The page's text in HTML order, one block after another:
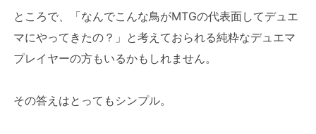
ところで、「なんでこんな鳥がMTGの代表面してデュエ
マにやってきたの？」と考えておられる純粋なデュエマ
プレイヤーの方もいるかもしれません。
その答えはとってもシンプル。